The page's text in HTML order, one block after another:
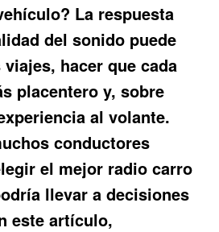
La respuesta
del sonido puede
hacer que cada
placentero y, sobre
al volante.
conductores
el mejor radio carro
llevar a decisiones
este artículo,